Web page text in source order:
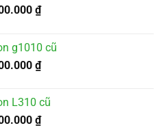
₫.
₫Giá
là:
3.200.000 ₫.
g1010 cũ
₫.
₫Giá
tại
là:
1.800.000 ₫.
L310 cũ
₫Giá